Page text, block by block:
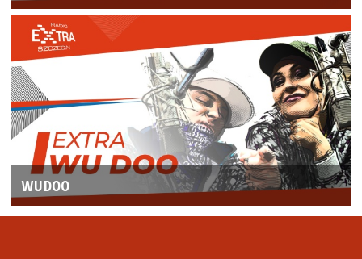
WUDOO